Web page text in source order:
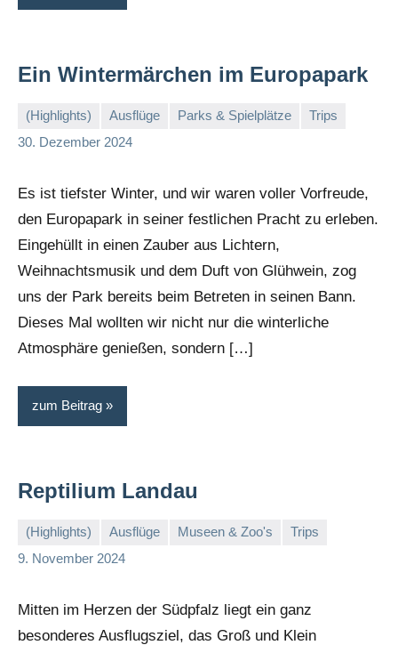
Ein Wintermärchen im Europapark
(Highlights) Ausflüge Parks & Spielplätze
Trips
30. Dezember 2024
Stephi
Keine
Es ist tiefster Winter, und wir waren voller Vorfreude,
den Europapark in seiner festlichen Pracht zu erleben.
Eingehüllt in einen Zauber aus Lichtern,
Weihnachtsmusik und dem Duft von Glühwein, zog
uns der Park bereits beim Betreten in seinen Bann.
Dieses Mal wollten wir nicht nur die winterliche
Atmosphäre genießen, sondern […]
zum Beitrag
Reptilium Landau
(Highlights) Ausflüge Museen & Zoo's
Trips
9. November 2024
Stephi
Keine
Mitten im Herzen der Südpfalz liegt ein ganz
besonderes Ausflugsziel, das Groß und Klein